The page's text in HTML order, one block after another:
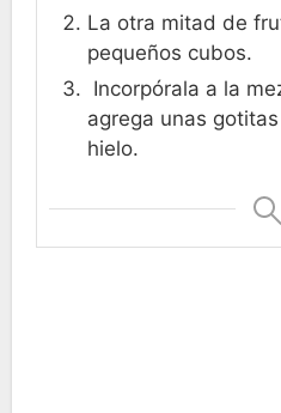
La otra mitad de
pequeños cubos.
Incorpórala a la
agrega unas
hielo.